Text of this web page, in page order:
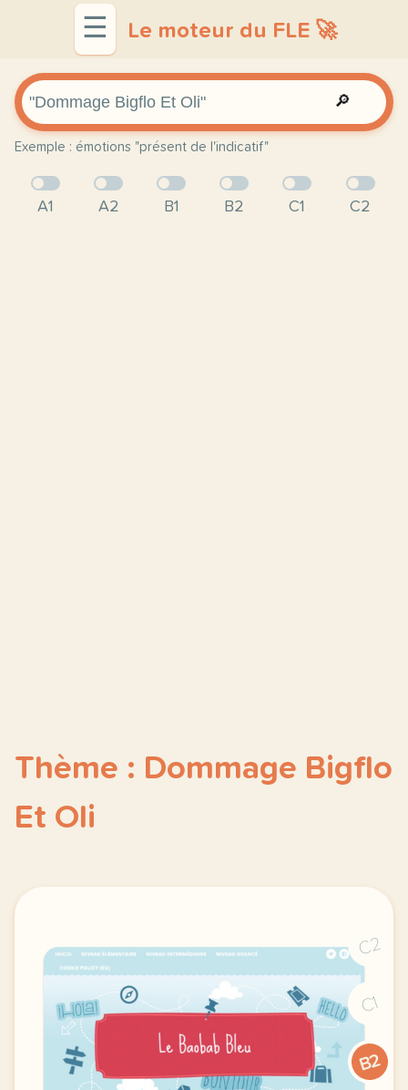
☰ Le moteur du FLE 🚀
🔎
Exemple : émotions "présent de l'indicatif"
A1 A2 B1 B2 C1 C2
Thème : Dommage Bigflo
Et Oli
C2
C1
B2